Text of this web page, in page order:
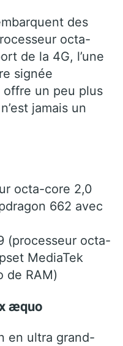
des
octa-
de la 4G, l’une
signée
offre un peu plus
jamais un
octa-core 2,0
662 avec
(processeur octa-
MediaTek
de RAM)
æquo
en ultra grand-